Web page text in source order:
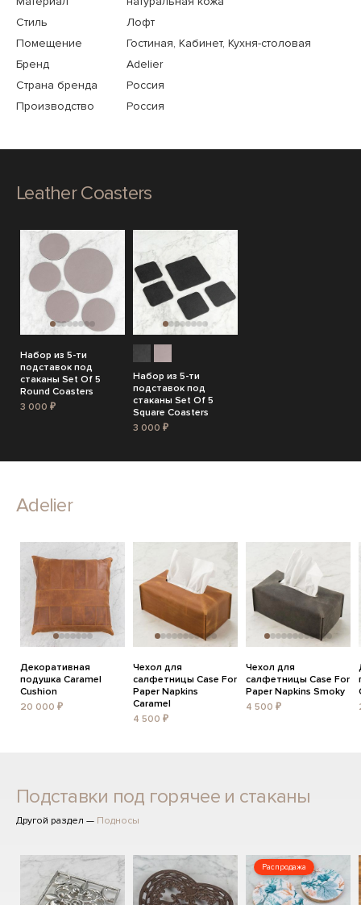
Стиль
Лофт
Помещение
Гостиная, Кабинет, Кухня-столовая
Бренд
Adelier
Страна бренда
Россия
Производство
Россия
Leather Coasters
Набор из 5-ти
подставок под
стаканы Set Of 5
Round Coasters
3 000 ₽
Набор из 5-ти
подставок под
стаканы Set Of 5
Square Coasters
3 000 ₽
Adelier
Декоративная
подушка Caramel
Cushion
20 000 ₽
Чехол для
салфетницы Case For
Paper Napkins
Caramel
4 500 ₽
Чехол для
салфетницы Case For
Paper Napkins Smoky
4 500 ₽
Подставки под горячее и стаканы
Другой раздел — Подносы
Распродажа